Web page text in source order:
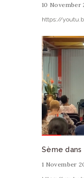
10 November
https://
Sème dans
1 November